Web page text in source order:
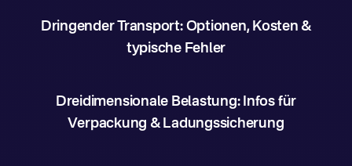
Dringender Transport: Optionen, Kosten &
typische Fehler
Dreidimensionale Belastung: Infos für
Verpackung & Ladungssicherung